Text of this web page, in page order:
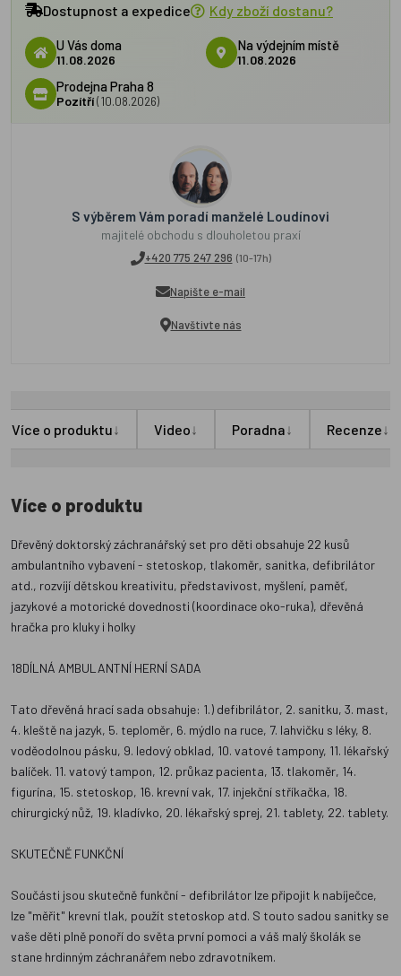
Dostupnost a expedice Kdy zboží dostanu?
U Vás doma
11.08.2026
Na výdejním místě
11.08.2026
Prodejna Praha 8
Pozítří(10.08.2026)
S výběrem Vám poradí manželé Loudínovi
majitelé obchodu s dlouholetou praxí
+420 775 247 296 (10-17h)
Napište e-mail
Navštivte nás
Více o produktu↓ Video↓ Poradna↓ Recenze↓
Více o produktu
Dřevěný doktorský záchranářský set pro děti obsahuje 22 kusů
ambulantního vybavení - stetoskop, tlakoměr, sanitka, defibrilátor
atd., rozvíjí dětskou kreativitu, představivost, myšlení, paměť,
jazykové a motorické dovednosti (koordinace oko-ruka), dřevěná
hračka pro kluky i holky
18DÍLNÁ AMBULANTNÍ HERNÍ SADA
Tato dřevěná hrací sada obsahuje: 1.) defibrilátor, 2. sanitku, 3. mast,
4. kleště na jazyk, 5. teploměr, 6. mýdlo na ruce, 7. lahvičku s léky, 8.
voděodolnou pásku, 9. ledový obklad, 10. vatové tampony, 11. lékařský
balíček. 11. vatový tampon, 12. průkaz pacienta, 13. tlakoměr, 14.
figurína, 15. stetoskop, 16. krevní vak, 17. injekční stříkačka, 18.
chirurgický nůž, 19. kladívko, 20. lékařský sprej, 21. tablety, 22. tablety.
SKUTEČNĚ FUNKČNÍ
Součásti jsou skutečně funkční - defibrilátor lze připojit k nabíječce,
lze "měřit" krevní tlak, použít stetoskop atd. S touto sadou sanitky se
vaše děti plně ponoří do světa první pomoci a váš malý školák se
stane hrdinným záchranářem nebo zdravotníkem.